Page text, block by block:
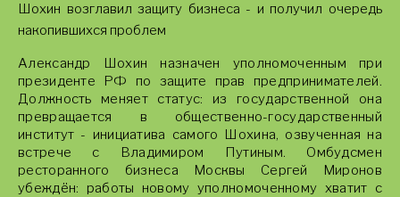
Шохин возглавил защиту бизнеса - и получил очередь
накопившихся проблем
Александр Шохин назначен уполномоченным при
президенте РФ по защите прав предпринимателей.
Должность меняет статус: из государственной она
превращается в общественно-государственный
институт - инициатива самого Шохина, озвученная на
встрече с Владимиром Путиным. Омбудсмен
ресторанного бизнеса Москвы Сергей Миронов
убеждён: работы новому уполномоченному хватит с